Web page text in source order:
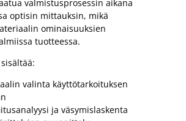
valmistusprosessin aikana
optisin mittauksin, mikä
ominaisuuksien
tuotteessa.
valinta käyttötarkoituksen
ja väsymislaskenta